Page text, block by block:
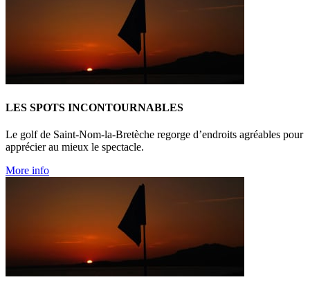
LES SPOTS INCONTOURNABLES
Le golf de Saint-Nom-la-Bretèche regorge d’endroits agréables pour
apprécier au mieux le spectacle.
More info